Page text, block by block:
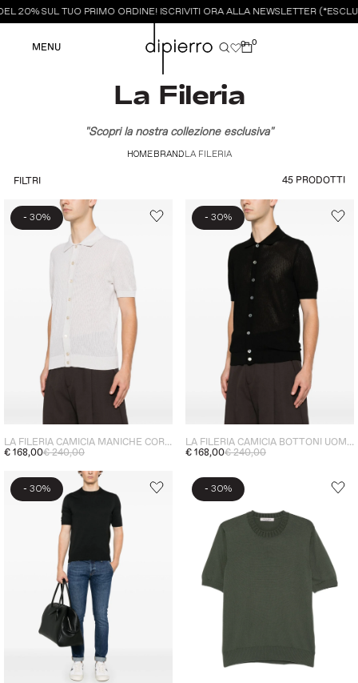
20% SUL TUO PRIMO ORDINE! ISCRIVITI ORA ALLA NEWSLETTER
MENU 0 0
La Fileria
"Scopri la nostra collezione esclusiva"
HOME BRAND LA FILERIA
FILTRI 45 PRODOTTI
- 30%
LA FILERIA CAMICIA MANICHE CORTE UOMO GRIGIO
€ 168,00€ 240,00
- 30%
LA FILERIA CAMICIA BOTTONI UOMO NERO
€ 168,00€ 240,00
- 30% - 30%